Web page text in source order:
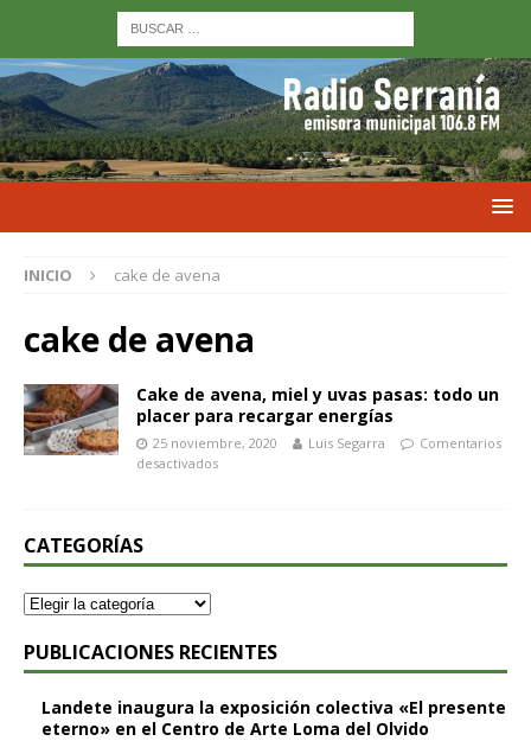
INICIO cake de avena
cake de avena
Cake de avena, miel y uvas pasas: todo un
placer para recargar energías
25 noviembre, 2020 Luis Segarra
Comentarios
desactivados
CATEGORÍAS
PUBLICACIONES RECIENTES
Landete inaugura la exposición colectiva «El presente
eterno» en el Centro de Arte Loma del Olvido